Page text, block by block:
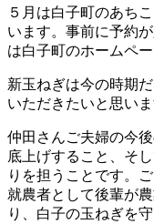
５月は白子町のあち
います。事前に予約
は白子町のホームペ
新玉ねぎは今の時期
いただきたいと思いま
仲田さんご夫婦の今
底上げすること、そ
りを担うことです。
就農者として後輩が
り、白子の玉ねぎを